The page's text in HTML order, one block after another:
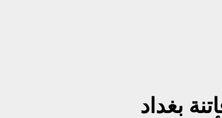
بغداد